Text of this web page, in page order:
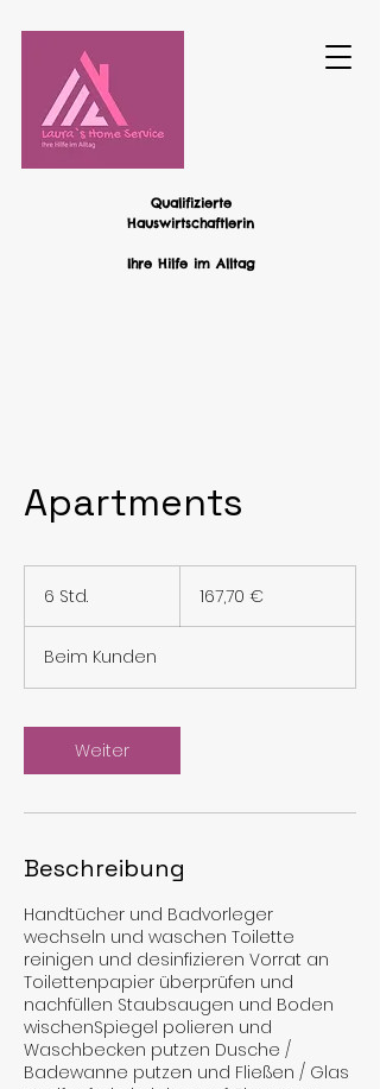
Qualifizierte
Hauswirtschaftlerin
Ihre Hilfe im Alltag
Apartments
6 Std.
d
.
167,70 €
Beim Kunden
Weiter
Beschreibung
Handtücher und Badvorleger
wechseln und waschen Toilette
reinigen und desinfizieren Vorrat an
Toilettenpapier überprüfen und
nachfüllen Staubsaugen und Boden
wischenSpiegel polieren und
Waschbecken putzen Dusche /
Badewanne putzen und Fließen / Glas